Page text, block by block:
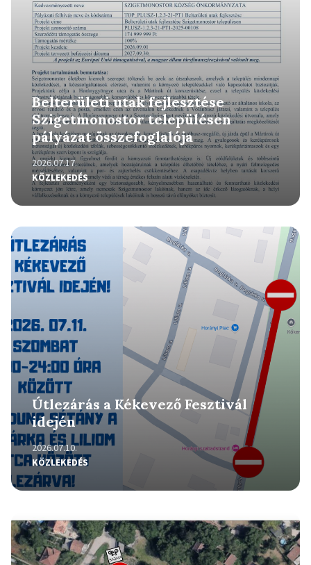
Belterületi utak fejlesztése
Szigetmonostor településen
pályázat összefoglalója
2026.07.17.
KÖZLEKEDÉS
Útlezárás a Kékevező Fesztivál
idején
2026.07.10.
KÖZLEKEDÉS
Részletek
Részletek